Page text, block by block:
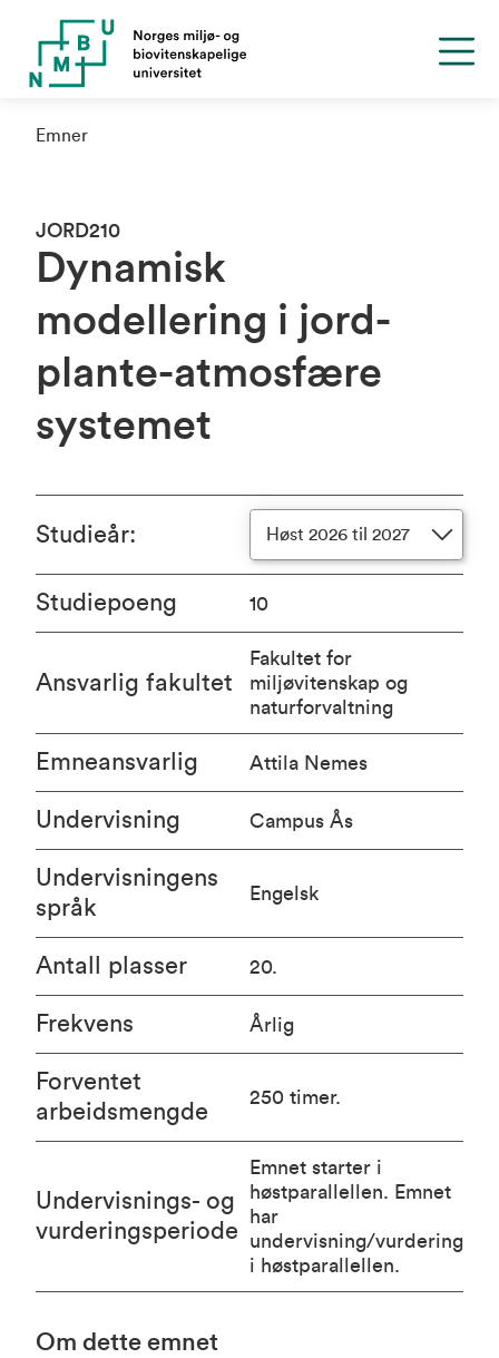
Emner
JORD210
Dynamisk
modellering i jord-
plante-atmosfære
systemet
Om dette emnet
Studieår: Høst 2026 til 2027
Studiepoeng 10
Ansvarlig fakultet
Fakultet for
miljøvitenskap og
naturforvaltning
Emneansvarlig Attila Nemes
Undervisning Campus Ås
Undervisningens
språk
Engelsk
Antall plasser 20.
Frekvens Årlig
Forventet
arbeidsmengde
250 timer.
Undervisnings- og
vurderingsperiode
Emnet starter i
høstparallellen. Emnet
har
undervisning/vurdering
i høstparallellen.